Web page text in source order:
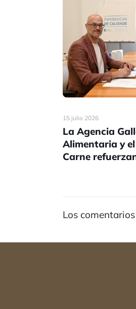
15 julio 2026
La Agencia
Alimentaria y
Carne
Los